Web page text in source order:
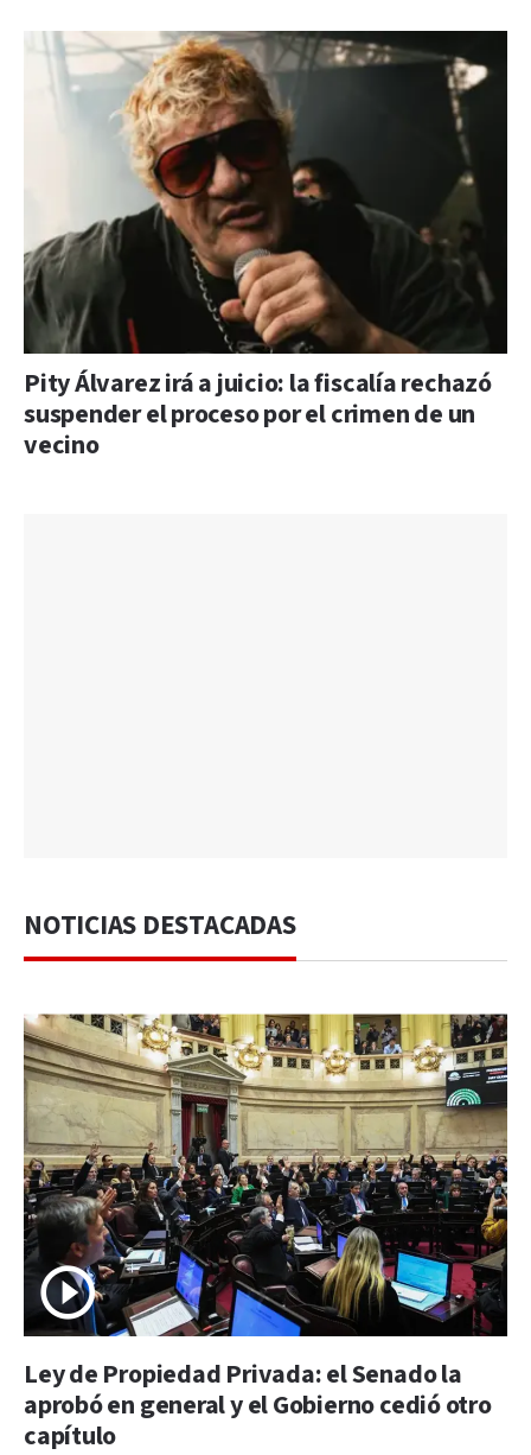
Pity Álvarez irá a juicio: la fiscalía rechazó
suspender el proceso por el crimen de un
vecino
NOTICIAS DESTACADAS
Ley de Propiedad Privada: el Senado la
aprobó en general y el Gobierno cedió otro
capítulo